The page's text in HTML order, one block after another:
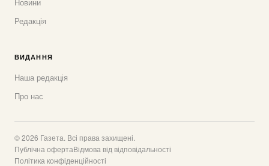
Редакція
ВИДАННЯ
Наша редакція
Про нас
© 2026 Газета. Всі права захищені.
Публічна офертаВідмова від відповідальності
Політика конфіденційності